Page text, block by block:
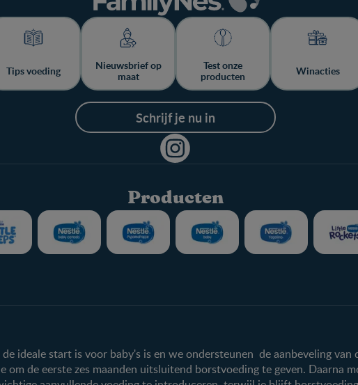
Tips voeding
Nieuwsbrief op
maat
Test onze
producten
Winacties
Schrijf je nu in
Producten
Inloggen / inschrijven
ideale start is voor baby's is en we ondersteunen de aanbeveling van
om de eerste zes maanden uitsluitend borstvoeding te geven. Daarna